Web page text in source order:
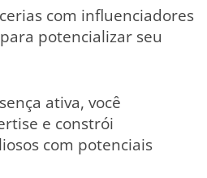
com influenciadores
potencializar seu
ativa, você
e constrói
com potenciais